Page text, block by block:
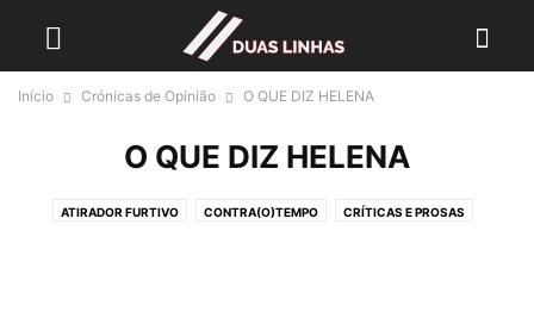
Início Crónicas de Opinião O QUE DIZ HELENA
O QUE DIZ HELENA
ATIRADOR FURTIVO CONTRA(O)TEMPO CRÍTICAS E PROSAS